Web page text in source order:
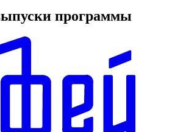
программы